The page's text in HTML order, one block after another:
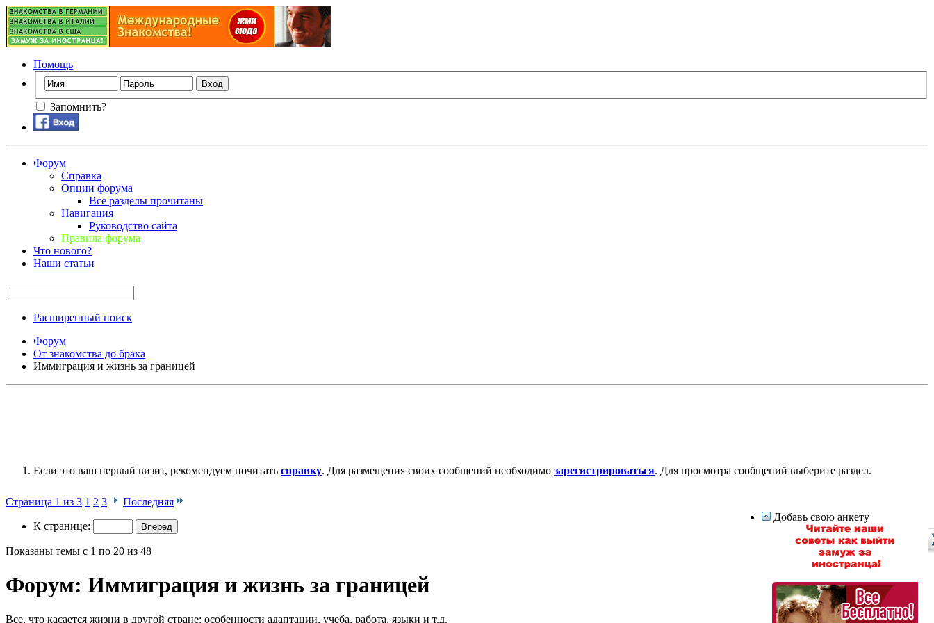
Помощь
Запомнить?
Форум
Справка
Опции форума
Все разделы прочитаны
Навигация
Руководство сайта
Правила форума
Что нового?
Наши статьи
Расширенный поиск
Форум
От знакомства до брака
Иммиграция и жизнь за границей
Если это ваш первый визит, рекомендуем почитать справку. Для размещения своих сообщений необходимо зарегистрироваться. Для просмотра сообщений выберите раздел.
Страница 1 из 3 1 2 3 Последняя
К странице:
Показаны темы с 1 по 20 из 48
Форум: Иммиграция и жизнь за границей
Все, что касается жизни в другой стране: особенности адаптации, учеба, работа, языки и т.д.
Добавь свою анкету